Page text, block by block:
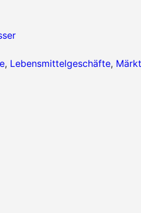
, Lebensmittelgeschäfte,